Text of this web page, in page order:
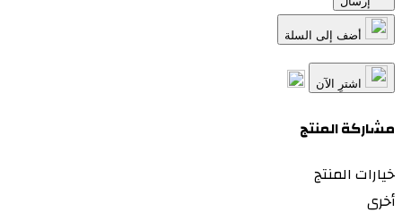
اشترِ الآن
مشاركة المنتج
خيارات المنتج
أخرى